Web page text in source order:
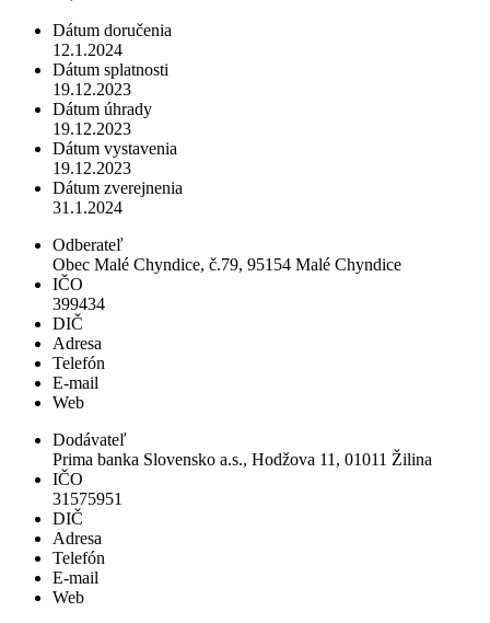
Dátum doručenia
12.1.2024
Dátum splatnosti
19.12.2023
Dátum úhrady
19.12.2023
Dátum vystavenia
19.12.2023
Dátum zverejnenia
31.1.2024
Odberateľ
Obec Malé Chyndice, č.79, 95154 Malé Chyndice
IČO
399434
DIČ
Adresa
Telefón
E-mail
Web
Dodávateľ
Prima banka Slovensko a.s., Hodžova 11, 01011 Žilina
IČO
31575951
DIČ
Adresa
Telefón
E-mail
Web